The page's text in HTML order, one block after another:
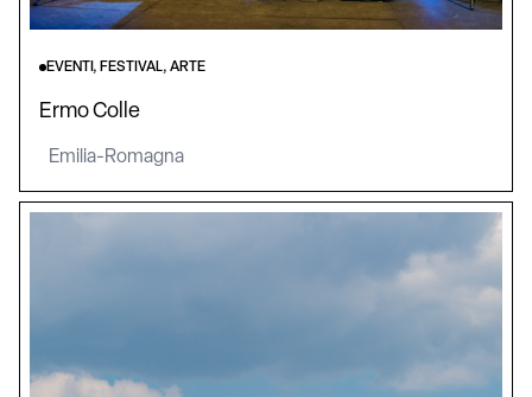
EVENTI, FESTIVAL, ARTE
Ermo Colle
Emilia-Romagna